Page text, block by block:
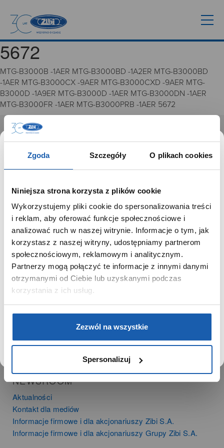
Zgoda Szczegóły O plikach cookies
Niniejsza strona korzysta z plików cookie
Wykorzystujemy pliki cookie do spersonalizowania treści
i reklam, aby oferować funkcje społecznościowe i
analizować ruch w naszej witrynie. Informacje o tym, jak
korzystasz z naszej witryny, udostępniamy partnerom
społecznościowym, reklamowym i analitycznym.
Partnerzy mogą połączyć te informacje z innymi danymi
otrzymanymi od Ciebie lub uzyskanymi podczas
korzystania z ich usług.
Zezwól na wszystkie
Spersonalizuj
5672
MTG-B3000B -1AER MTG-B3000BD -1A2ER MTG-B3000BD
-1AER MTG-B3000CX -9AER MTG-B3000CXD -9AER MTG-
B3000D -1A9ER MTG-B3000D -1AER MTG-B3000DN -1AER
MTG-B3000FR -1AER MTG-B3000PRB -1AER 5672
GRUPA ZIBI
Historia
Misja, wizja i wartości Grupy Zibi
Kariera
Zgoda na ciasteczka
PRODUKTY
Zegarki
Instrumenty muzyczne
Kalkulatory
SIECI SPRZEDAŻY
Salony muzyczne Riff
NEWSROOM
Aktualności
Kontakt dla mediów
Informacje firmowe i dla akcjonariuszy Zibi S.A.
Informacje firmowe i dla akcjonariuszy Grupy Zibi S.A.
SZANOWNY UŻYTKOWNIKU,
SZANOWNA UŻYTKOWNICZKO
Używamy plików cookie w celach analitycznych,
statystycznych i marketingowych, w tym aby analizować
ruch w tej witrynie, optymalizować jej działanie oraz
zapamiętywać Twoje preferencje.